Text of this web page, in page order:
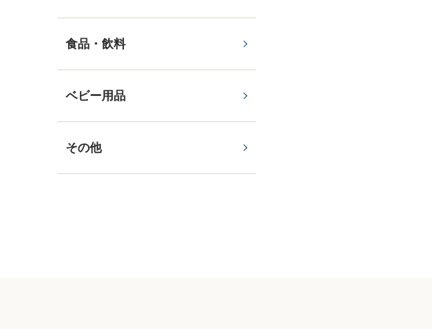
食品・飲料
ベビー用品
その他